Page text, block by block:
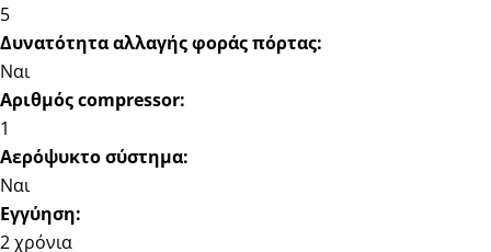
5
Δυνατότητα αλλαγής φοράς πόρτας:
Ναι
Αριθμός compressor:
1
Αερόψυκτο σύστημα:
Ναι
Εγγύηση:
2 χρόνια